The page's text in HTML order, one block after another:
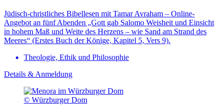
Jüdisch-christliches Bibellesen mit Tamar Avraham – Online-
Angebot an fünf Abenden „Gott gab Salomo Weisheit und Einsicht
in hohem Maß und Weite des Herzens – wie Sand am Strand des
Meeres“ (Erstes Buch der Könige, Kapitel 5, Vers 9).
Theologie, Ethik und Philosophie
Details & Anmeldung
© Würzburger Dom